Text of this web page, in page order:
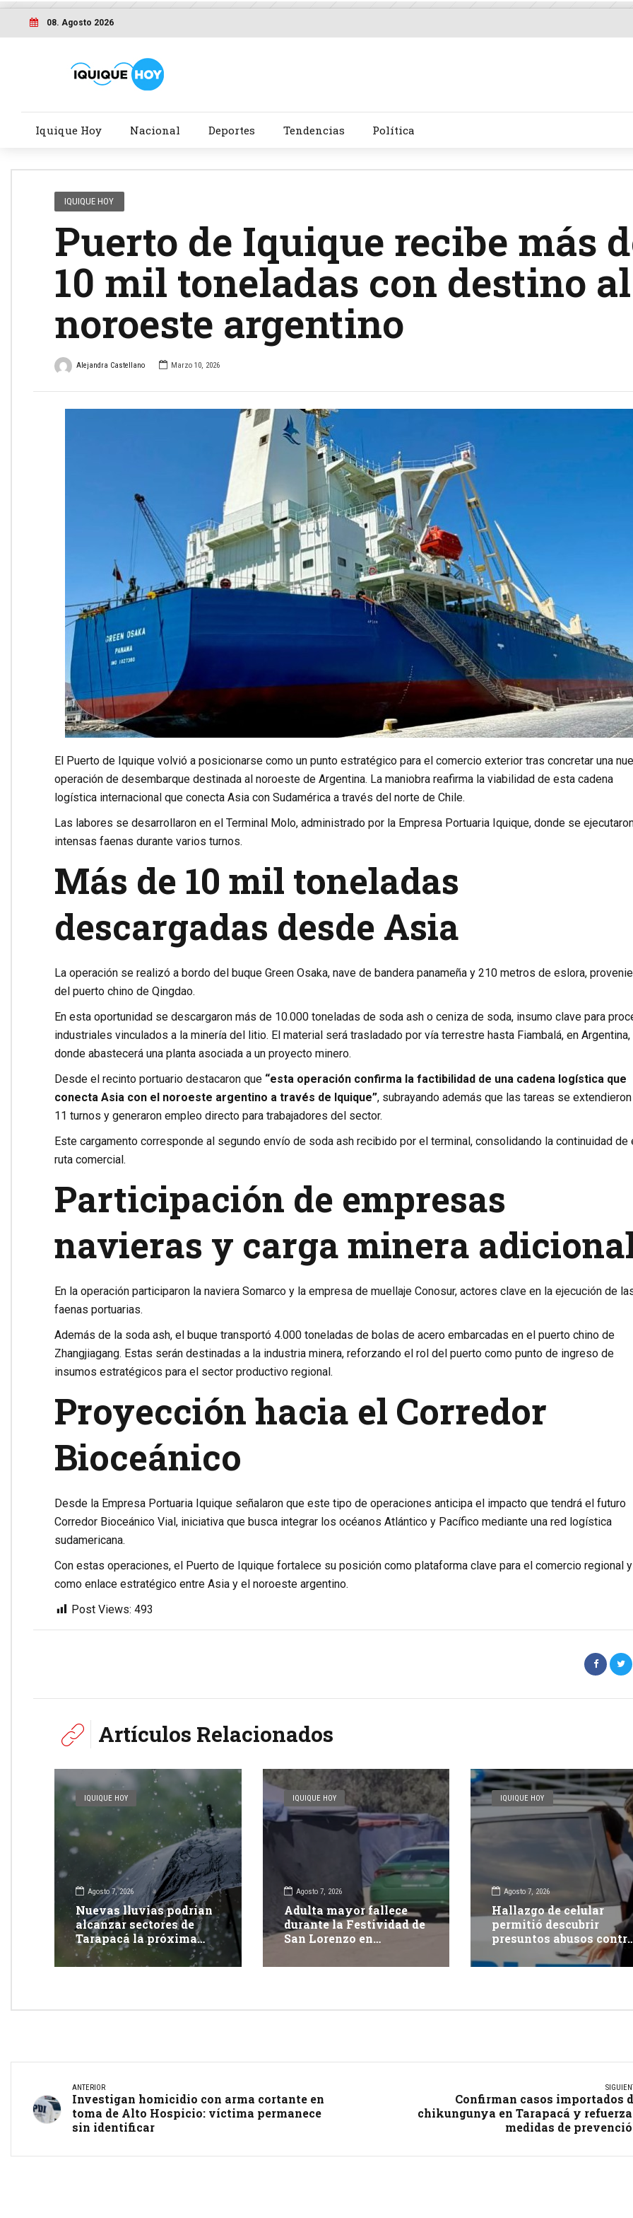
08. Agosto 2026
Iquique Hoy Nacional Deportes Tendencias Política
IQUIQUE HOY
Puerto de Iquique recibe más
10 mil toneladas con destino al
noroeste argentino
Alejandra Castellano Marzo 10, 2026
El Puerto de Iquique volvió a posicionarse como un punto estratégico para el comercio exterior tras concretar una
operación de desembarque destinada al noroeste de Argentina. La maniobra reafirma la viabilidad de esta cadena
logística internacional que conecta Asia con Sudamérica a través del norte de Chile.
Las labores se desarrollaron en el Terminal Molo, administrado por la Empresa Portuaria Iquique, donde se
intensas faenas durante varios turnos.
Más de 10 mil toneladas
descargadas desde Asia
La operación se realizó a bordo del buque Green Osaka, nave de bandera panameña y 210 metros de eslora,
del puerto chino de Qingdao.
En esta oportunidad se descargaron más de 10.000 toneladas de soda ash o ceniza de soda, insumo clave para
industriales vinculados a la minería del litio. El material será trasladado por vía terrestre hasta Fiambalá, en Argentina,
donde abastecerá una planta asociada a un proyecto minero.
Desde el recinto portuario destacaron que “esta operación confirma la factibilidad de una cadena logística que
conecta Asia con el noroeste argentino a través de Iquique”, subrayando además que las tareas se
11 turnos y generaron empleo directo para trabajadores del sector.
Este cargamento corresponde al segundo envío de soda ash recibido por el terminal, consolidando la continuidad de
ruta comercial.
Participación de empresas
navieras y carga minera
En la operación participaron la naviera Somarco y la empresa de muellaje Conosur, actores clave en la ejecución de
faenas portuarias.
Además de la soda ash, el buque transportó 4.000 toneladas de bolas de acero embarcadas en el puerto chino de
Zhangjiagang. Estas serán destinadas a la industria minera, reforzando el rol del puerto como punto de ingreso de
insumos estratégicos para el sector productivo regional.
Proyección hacia el Corredor
Bioceánico
Desde la Empresa Portuaria Iquique señalaron que este tipo de operaciones anticipa el impacto que tendrá el futuro
Corredor Bioceánico Vial, iniciativa que busca integrar los océanos Atlántico y Pacífico mediante una red logística
sudamericana.
Con estas operaciones, el Puerto de Iquique fortalece su posición como plataforma clave para el comercio regional y
como enlace estratégico entre Asia y el noroeste argentino.
Post Views: 493
Artículos Relacionados
IQUIQUE HOY
Agosto 7, 2026
Nuevas lluvias podrían
alcanzar sectores de
Tarapacá la próxima
semana
IQUIQUE HOY
Agosto 7, 2026
Adulta mayor fallece
durante la Festividad de
San Lorenzo en
IQUIQUE HOY
Agosto 7, 2026
Hallazgo de celular
permitió descubrir
presuntos abusos
adolescente: dos
fueron detenidos
ANTERIOR
Investigan homicidio con arma cortante en
toma de Alto Hospicio: víctima permanece
sin identificar
Confirman casos importados
chikungunya en Tarapacá y
medidas de